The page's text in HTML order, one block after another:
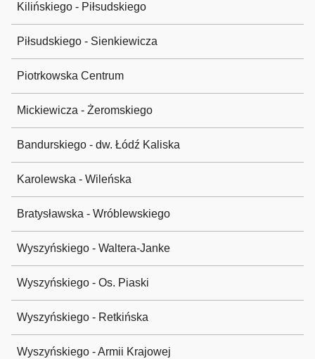
Kilińskiego - Piłsudskiego
Piłsudskiego - Sienkiewicza
Piotrkowska Centrum
Mickiewicza - Żeromskiego
Bandurskiego - dw. Łódź Kaliska
Karolewska - Wileńska
Bratysławska - Wróblewskiego
Wyszyńskiego - Waltera-Janke
Wyszyńskiego - Os. Piaski
Wyszyńskiego - Retkińska
Wyszyńskiego - Armii Krajowej